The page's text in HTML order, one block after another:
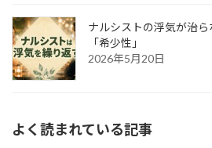
ナルシストの浮気が治
「希少性」
2026年5月20日
よく読まれている記事